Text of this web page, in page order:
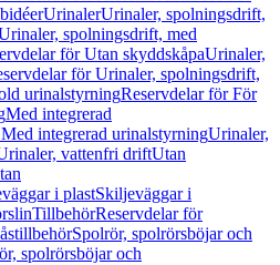
UrinalerUrinaler, spolningsdrift,
spolningsdrift, med
för Utan skyddskåpaUrinaler,
för Urinaler, spolningsdrift,
urinalstyrningReservdelar för För
Med integrerad
integrerad urinalstyrningUrinaler,
vattenfri driftUtan
i plastSkiljeväggar i
TillbehörReservdelar för
Spolrör, spolrörsböjar och
spolrörsböjar och